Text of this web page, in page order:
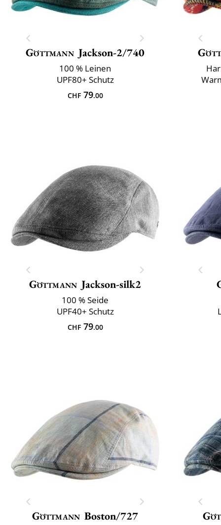
Göttmann Jackson-2/740
100 % Leinen
UPF80+ Schutz
CHF79.00
Göttmann Jackson-silk2
100 % Seide
UPF40+ Schutz
CHF79.00
Göttmann Boston/727